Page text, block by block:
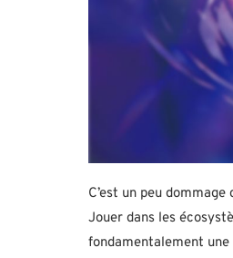
C’est un peu
Jouer dans les
fondamentalement